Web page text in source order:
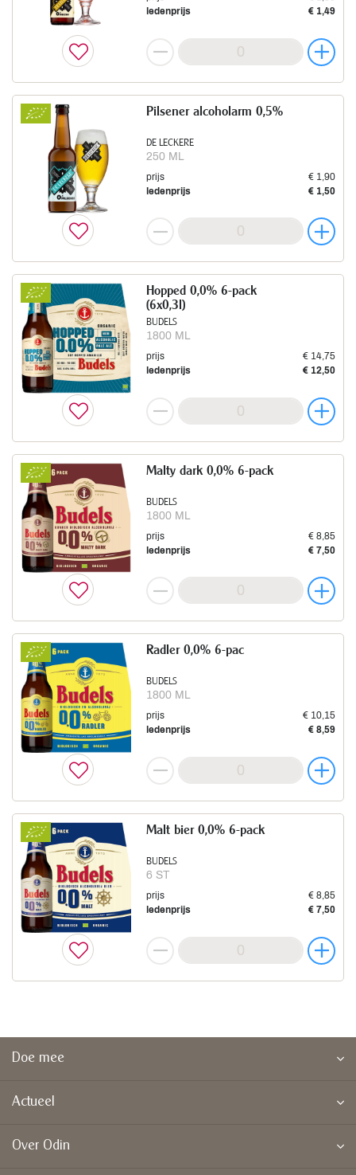
ledenprijs
€ 1,49
DE LECKERE
250 ML
Pilsener alcoholarm 0,5%
prijs
€ 1,90
ledenprijs
€ 1,50
BUDELS
1800 ML
Hopped 0,0% 6-pack
(6x0,3l)
prijs
€ 14,75
ledenprijs
€ 12,50
BUDELS
1800 ML
Malty dark 0,0% 6-pack
prijs
€ 8,85
ledenprijs
€ 7,50
BUDELS
1800 ML
Radler 0,0% 6-pac
prijs
€ 10,15
ledenprijs
€ 8,59
BUDELS
6 ST
Malt bier 0,0% 6-pack
prijs
€ 8,85
ledenprijs
€ 7,50
Doe mee
Actueel
Over Odin